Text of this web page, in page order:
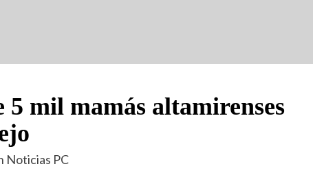
mil mamás altamirenses
Noticias PC